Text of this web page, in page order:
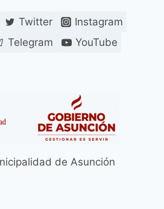
Twitter
Instagram
Telegram YouTube
de Asunción